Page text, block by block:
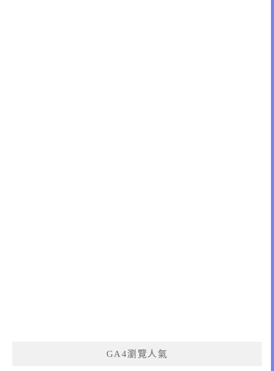
GA4瀏覽人氣